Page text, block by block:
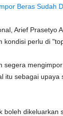
Beras Sudah
Arief Prasetyo
perlu di
segera
itu sebagai upaya
dikeluarkan